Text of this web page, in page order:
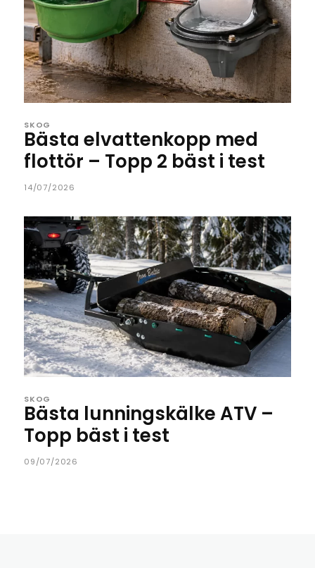
SKOG
Bästa elvattenkopp med
flottör – Topp 2 bäst i test
14/07/2026
SKOG
Bästa lunningskälke ATV –
Topp bäst i test
09/07/2026